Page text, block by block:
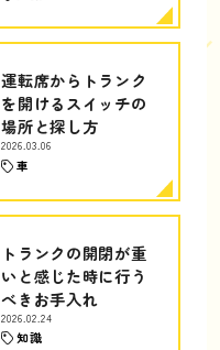
運転席からトランク
を開けるスイッチの
場所と探し方
2026.03.06
車
トランクの開閉が重
いと感じた時に行う
べきお手入れ
2026.02.24
知識